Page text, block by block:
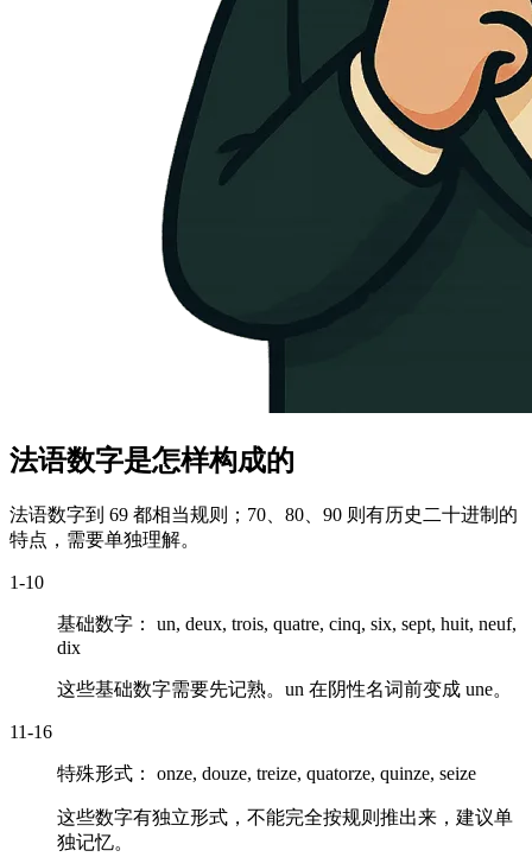
法语数字是怎样构成的
法语数字到 69 都相当规则；70、80、90 则有历史二十进制的
特点，需要单独理解。
1-10
基础数字： un, deux, trois, quatre, cinq, six, sept, huit, neuf,
dix
这些基础数字需要先记熟。 un 在阴性名词前变成 une。
11-16
特殊形式： onze, douze, treize, quatorze, quinze, seize
这些数字有独立形式，不能完全按规则推出来，建议单
独记忆。